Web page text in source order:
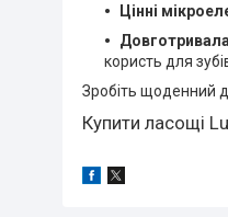
Цінні
користь для
Зробіть щоденний
Купити ласощі